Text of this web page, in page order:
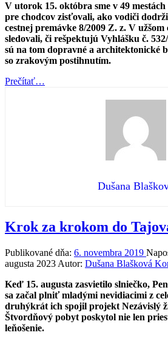
V utorok 15. októbra sme v 49
pre chodcov zisťovali, ako vodiči
cestnej premávke 8/2009 Z. z. V
sledovali, či rešpektujú Vyhlášku č.
sú na tom dopravné a
so zrakovým postihnutím.
Prečítať“Deň
…
Dušana
Krok za krokom do
Publikované dňa: 6. novembra 2019
augusta 2023 Autor: Dušana Blašková
Keď 15. augusta zasvietilo slniečko,
sa začal plniť mladými nevidiacimi z
druhýkrát ich spojil projekt Nezávislý
Štvordňový pobyt poskytol nie len
leňošenie.